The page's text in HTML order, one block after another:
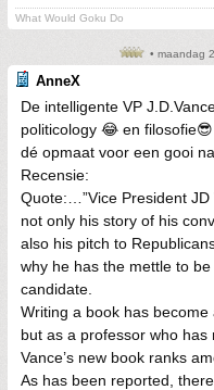
What Would Goku Do
• maandag
AnneX
De intelligente VP
politicology 😂 en
dé opmaat voor een gooi
Recensie:
Quote:…”Vice President JD
not only his story of his
also his pitch to
why he has the mettle to
candidate.
Writing a book has become
but as a professor who
Vance’s new book ranks
As has been reported,